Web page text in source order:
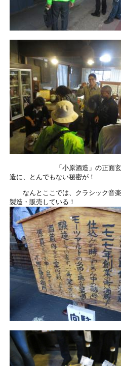
「小原酒造」の正
造に、とんでもない秘密が！
なんとここでは、クラシック音楽
製造・販売している！